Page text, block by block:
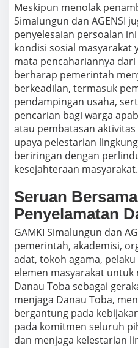
Meskipun menolak
Simalungun dan AGENSI
penyelesaian persoalan
kondisi sosial masyarakat
mata pencahariannya
berharap pemerintah
berkeadilan, termasuk
pendampingan usaha,
pencarian bagi warga
atau pembatasan aktivitas
upaya pelestarian
beriringan dengan
kesejahteraan masyarakat.
Seruan
Penyelamatan
GAMKI Simalungun dan
pemerintah, akademisi,
adat, tokoh agama,
elemen masyarakat
Danau Toba sebagai
menjaga Danau Toba,
bergantung pada
pada komitmen seluruh
dan menjaga kelestarian